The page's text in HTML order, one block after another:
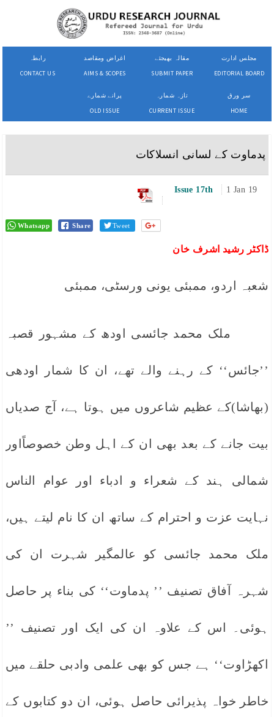
رابطہ
CONTACT US
اغراض ومقاصد
AIMS & SCOPES
مقالہ بھیجئے
SUBMIT PAPER
مجلس ادارت
EDITORIAL BOARD
پرانے شمارے
OLD ISSUE
تازہ شمارہ
CURRENT ISSUE
سر ورق
HOME
پدماوت کے لسانی انسلاکات
Issue 17th 1 Jan 19
Whatsapp Share Tweet
ڈاکٹر رشید اشرف خان
شعبہ اردو، ممبئی یونی ورسٹی، ممبئی
ملک محمد جائسی اودھ کے مشہور قصبہ
’’جائس‘‘ کے رہنے والے تھے، ان کا شمار اودھی
(بھاشا)کے عظیم شاعروں میں ہوتا ہے، آج صدیاں
بیت جانے کے بعد بھی ان کے اہل وطن خصوصاًاور
شمالی ہند کے شعراء و ادباء اور عوام الناس
نہایت عزت و احترام کے ساتھ ان کا نام لیتے ہیں،
ملک محمد جائسی کو عالمگیر شہرت ان کی
شہرہ آفاق تصنیف ’’ پدماوت‘‘ کی بناء پر حاصل
ہوئی۔ اس کے علاوہ ان کی ایک اور تصنیف ’’
اکھڑاوت‘‘ ہے جس کو بھی علمی وادبی حلقے میں
خاطر خواہ پذیرائی حاصل ہوئی، ان دو کتابوں کے